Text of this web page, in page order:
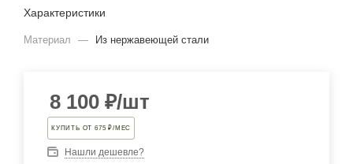
Характеристики
Материал — Из нержавеющей стали
8 100 ₽/шт
КУПИТЬ ОТ 675 ₽/МЕС
Нашли дешевле?